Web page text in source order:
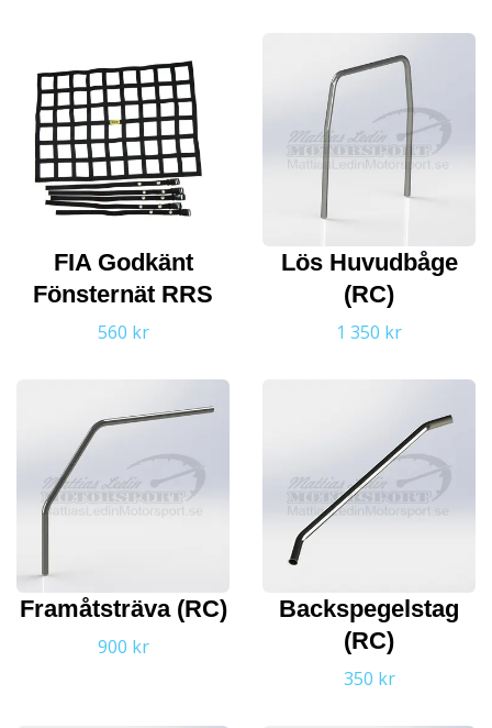
FIA Godkänt
Fönsternät RRS
560 kr
Lös Huvudbåge
(RC)
1 350 kr
Framåtsträva (RC)
900 kr
Backspegelstag
(RC)
350 kr